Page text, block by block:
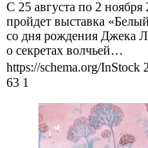
С 25 августа по 2
пройдет выставка
со дня рождения Джека
о секретах волчьей…
https://schema.org/InStock
63 1